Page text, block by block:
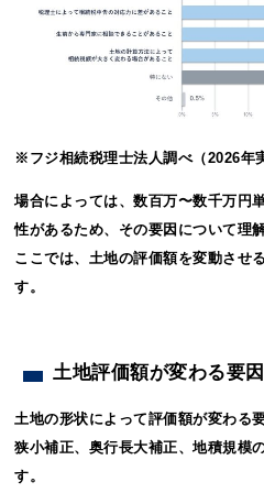
※フジ相続税理士法人調べ（2026年
場合によっては、数百万〜数千万円
性があるため、その要因について理
ここでは、土地の評価額を変動させ
す。
土地評価額が変わる要
土地の形状によって評価額が変わる
狭小補正、奥行長大補正、地積規模
す。